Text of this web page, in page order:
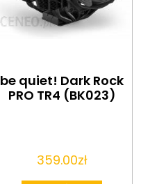
be quiet! Dark Rock
PRO TR4 (BK023)
359.00zł